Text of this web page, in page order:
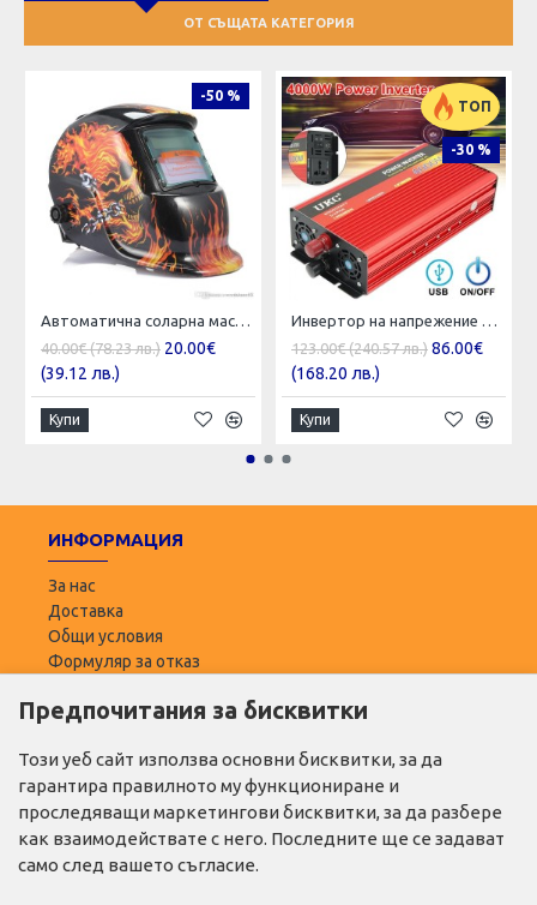
ОТ СЪЩАТА КАТЕГОРИЯ
-50 %
Автоматична соларна маска за заваряване
40.00€ (78.23 лв.) 20.00€
(39.12 лв.)
Купи
ТОП
-30 %
Инвертор на напрежение UKC 4000W 12V / 24V / 220V, Инвертер 4000В
123.00€ (240.57 лв.) 86.00€
(168.20 лв.)
Купи
ИНФОРМАЦИЯ
За нас
Доставка
Общи условия
Формуляр за отказ
ПОТРЕБИТЕЛ
Моят профил
ПОЛЕЗНО
Предпочитания за бисквитки
Този уеб сайт използва основни бисквитки, за да
гарантира правилното му функциониране и
проследяващи маркетингови бисквитки, за да разбере
как взаимодействате с него. Последните ще се задават
само след вашето съгласие.